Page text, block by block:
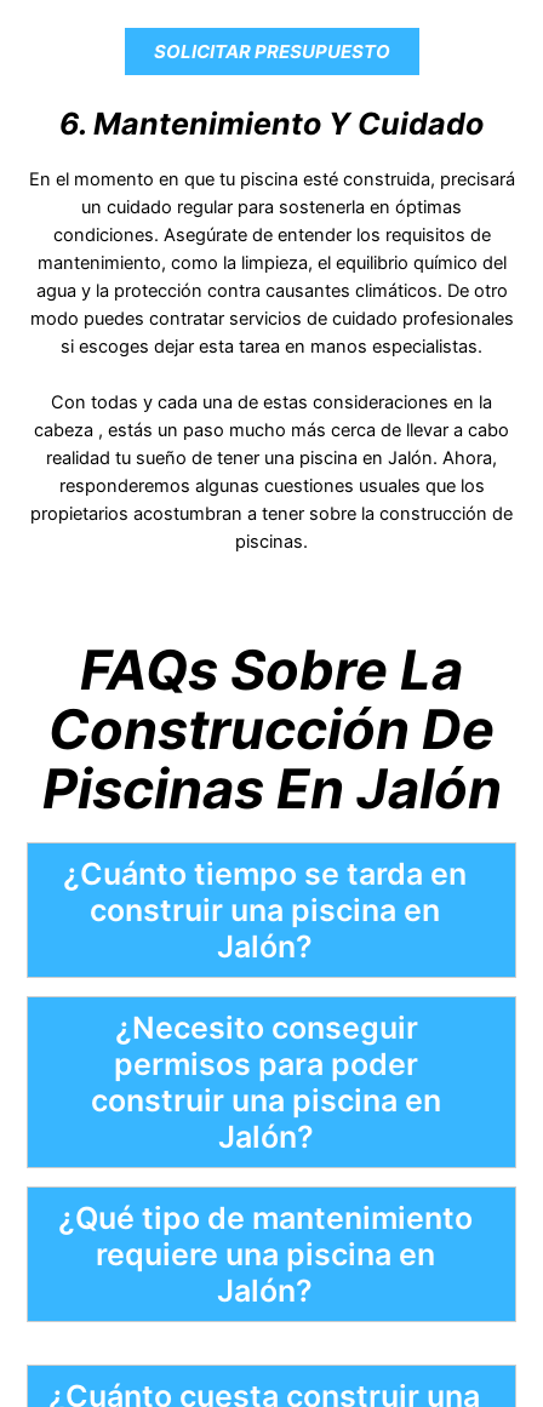
SOLICITAR PRESUPUESTO
6. Mantenimiento Y Cuidado
En el momento en que tu piscina esté construida, precisará
un cuidado regular para sostenerla en óptimas
condiciones. Asegúrate de entender los requisitos de
mantenimiento, como la limpieza, el equilibrio químico del
agua y la protección contra causantes climáticos. De otro
modo puedes contratar servicios de cuidado profesionales
si escoges dejar esta tarea en manos especialistas.
Con todas y cada una de estas consideraciones en la
cabeza , estás un paso mucho más cerca de llevar a cabo
realidad tu sueño de tener una piscina en Jalón. Ahora,
responderemos algunas cuestiones usuales que los
propietarios acostumbran a tener sobre la construcción de
piscinas.
FAQs Sobre La
Construcción De
Piscinas En Jalón
¿Cuánto tiempo se tarda en
construir una piscina en
Jalón?
¿Necesito conseguir
permisos para poder
construir una piscina en
Jalón?
¿Qué tipo de mantenimiento
requiere una piscina en
Jalón?
¿Cuánto cuesta construir una